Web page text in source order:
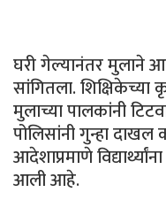
घरी गेल्यानंतर मुलाने
सांगितला. शिक्षिकेच्या
मुलाच्या पालकांनी
पोलिसांनी गुन्हा
आदेशाप्रमाणे
आली आहे.